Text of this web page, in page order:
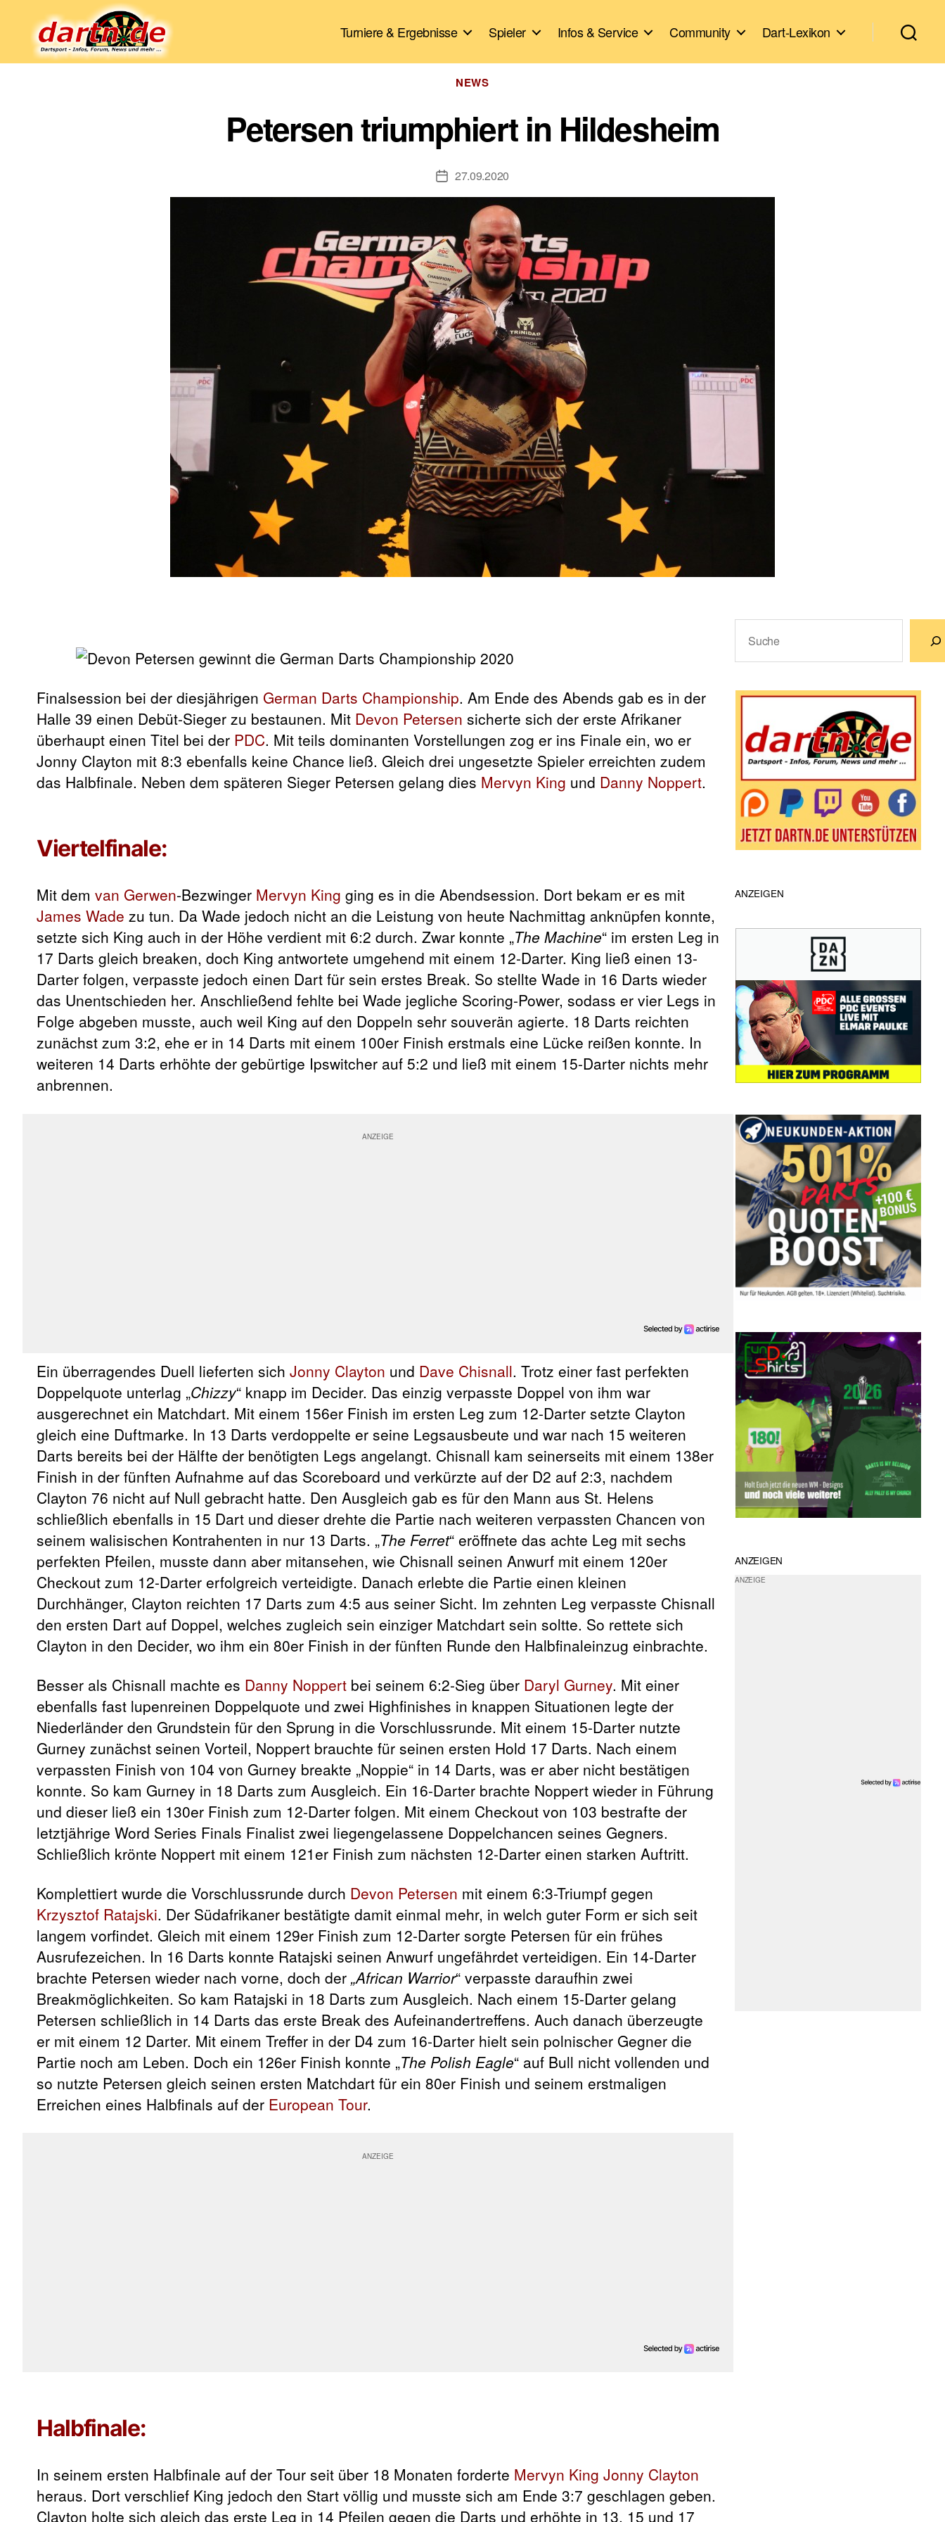
Turniere & Ergebnisse Spieler Infos & Service Community Dart-Lexikon
Kategorien
NEWS
Petersen triumphiert in Hildesheim
Veröffentlichungsdatum
27.09.2020
Finalsession bei der diesjährigen German Darts Championship. Am Ende des Abends gab es in der
Halle 39 einen Debüt-Sieger zu bestaunen. Mit Devon Petersen sicherte sich der erste Afrikaner
überhaupt einen Titel bei der PDC. Mit teils dominanten Vorstellungen zog er ins Finale ein, wo er
Jonny Clayton mit 8:3 ebenfalls keine Chance ließ. Gleich drei ungesetzte Spieler erreichten zudem
das Halbfinale. Neben dem späteren Sieger Petersen gelang dies Mervyn King und Danny Noppert.
Viertelfinale:
Mit dem van Gerwen-Bezwinger Mervyn King ging es in die Abendsession. Dort bekam er es mit
James Wade zu tun. Da Wade jedoch nicht an die Leistung von heute Nachmittag anknüpfen konnte,
setzte sich King auch in der Höhe verdient mit 6:2 durch. Zwar konnte „The Machine“ im ersten Leg in
17 Darts gleich breaken, doch King antwortete umgehend mit einem 12-Darter. King ließ einen 13-
Darter folgen, verpasste jedoch einen Dart für sein erstes Break. So stellte Wade in 16 Darts wieder
das Unentschieden her. Anschließend fehlte bei Wade jegliche Scoring-Power, sodass er vier Legs in
Folge abgeben musste, auch weil King auf den Doppeln sehr souverän agierte. 18 Darts reichten
zunächst zum 3:2, ehe er in 14 Darts mit einem 100er Finish erstmals eine Lücke reißen konnte. In
weiteren 14 Darts erhöhte der gebürtige Ipswitcher auf 5:2 und ließ mit einem 15-Darter nichts mehr
anbrennen.
Ein überragendes Duell lieferten sich Jonny Clayton und Dave Chisnall. Trotz einer fast perfekten
Doppelquote unterlag „Chizzy“ knapp im Decider. Das einzig verpasste Doppel von ihm war
ausgerechnet ein Matchdart. Mit einem 156er Finish im ersten Leg zum 12-Darter setzte Clayton
gleich eine Duftmarke. In 13 Darts verdoppelte er seine Legsausbeute und war nach 15 weiteren
Darts bereits bei der Hälfte der benötigten Legs angelangt. Chisnall kam seinerseits mit einem 138er
Finish in der fünften Aufnahme auf das Scoreboard und verkürzte auf der D2 auf 2:3, nachdem
Clayton 76 nicht auf Null gebracht hatte. Den Ausgleich gab es für den Mann aus St. Helens
schließlich ebenfalls in 15 Dart und dieser drehte die Partie nach weiteren verpassten Chancen von
seinem walisischen Kontrahenten in nur 13 Darts. „The Ferret“ eröffnete das achte Leg mit sechs
perfekten Pfeilen, musste dann aber mitansehen, wie Chisnall seinen Anwurf mit einem 120er
Checkout zum 12-Darter erfolgreich verteidigte. Danach erlebte die Partie einen kleinen
Durchhänger, Clayton reichten 17 Darts zum 4:5 aus seiner Sicht. Im zehnten Leg verpasste Chisnall
den ersten Dart auf Doppel, welches zugleich sein einziger Matchdart sein soltte. So rettete sich
Clayton in den Decider, wo ihm ein 80er Finish in der fünften Runde den Halbfinaleinzug einbrachte.
Besser als Chisnall machte es Danny Noppert bei seinem 6:2-Sieg über Daryl Gurney. Mit einer
ebenfalls fast lupenreinen Doppelquote und zwei Highfinishes in knappen Situationen legte der
Niederländer den Grundstein für den Sprung in die Vorschlussrunde. Mit einem 15-Darter nutzte
Gurney zunächst seinen Vorteil, Noppert brauchte für seinen ersten Hold 17 Darts. Nach einem
verpassten Finish von 104 von Gurney breakte „Noppie“ in 14 Darts, was er aber nicht bestätigen
konnte. So kam Gurney in 18 Darts zum Ausgleich. Ein 16-Darter brachte Noppert wieder in Führung
und dieser ließ ein 130er Finish zum 12-Darter folgen. Mit einem Checkout von 103 bestrafte der
letztjährige Word Series Finals Finalist zwei liegengelassene Doppelchancen seines Gegners.
Schließlich krönte Noppert mit einem 121er Finish zum nächsten 12-Darter einen starken Auftritt.
Komplettiert wurde die Vorschlussrunde durch Devon Petersen mit einem 6:3-Triumpf gegen
Krzysztof Ratajski. Der Südafrikaner bestätigte damit einmal mehr, in welch guter Form er sich seit
langem vorfindet. Gleich mit einem 129er Finish zum 12-Darter sorgte Petersen für ein frühes
Ausrufezeichen. In 16 Darts konnte Ratajski seinen Anwurf ungefährdet verteidigen. Ein 14-Darter
brachte Petersen wieder nach vorne, doch der „African Warrior“ verpasste daraufhin zwei
Breakmöglichkeiten. So kam Ratajski in 18 Darts zum Ausgleich. Nach einem 15-Darter gelang
Petersen schließlich in 14 Darts das erste Break des Aufeinandertreffens. Auch danach überzeugte
er mit einem 12 Darter. Mit einem Treffer in der D4 zum 16-Darter hielt sein polnischer Gegner die
Partie noch am Leben. Doch ein 126er Finish konnte „The Polish Eagle“ auf Bull nicht vollenden und
so nutzte Petersen gleich seinen ersten Matchdart für ein 80er Finish und seinem erstmaligen
Erreichen eines Halbfinals auf der European Tour.
Halbfinale:
In seinem ersten Halbfinale auf der Tour seit über 18 Monaten forderte Mervyn King Jonny Clayton
heraus. Dort verschlief King jedoch den Start völlig und musste sich am Ende 3:7 geschlagen geben.
Clayton holte sich gleich das erste Leg in 14 Pfeilen gegen die Darts und erhöhte in 13, 15 und 17
ANZEIGEN
ANZEIGEN